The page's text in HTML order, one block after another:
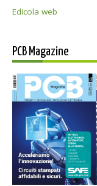
Edicola web
PCB Magazine